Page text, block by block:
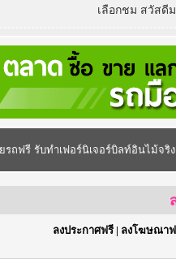
เลือกชม สวัสดี
รถฟรี รับทำเฟอร์นิเจอร์บิลท์อินไม้จริง
ลงประกาศฟรี | ลงโฆษณา